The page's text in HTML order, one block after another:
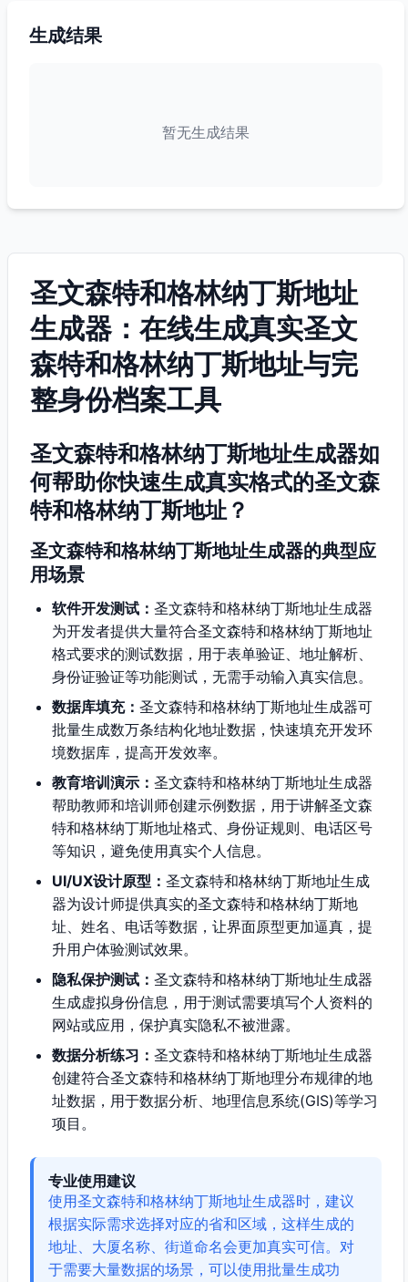
生成结果
暂无生成结果
圣文森特和格林纳丁斯地址
生成器：在线生成真实圣文
森特和格林纳丁斯地址与完
整身份档案工具
圣文森特和格林纳丁斯地址生成器如
何帮助你快速生成真实格式的圣文森
特和格林纳丁斯地址？
圣文森特和格林纳丁斯地址生成器的典型应
用场景
软件开发测试： 圣文森特和格林纳丁斯地址生成器
为开发者提供大量符合圣文森特和格林纳丁斯地址
格式要求的测试数据，用于表单验证、地址解析、
身份证验证等功能测试，无需手动输入真实信息。
数据库填充： 圣文森特和格林纳丁斯地址生成器可
批量生成数万条结构化地址数据，快速填充开发环
境数据库，提高开发效率。
教育培训演示： 圣文森特和格林纳丁斯地址生成器
帮助教师和培训师创建示例数据，用于讲解圣文森
特和格林纳丁斯地址格式、身份证规则、电话区号
等知识，避免使用真实个人信息。
UI/UX设计原型： 圣文森特和格林纳丁斯地址生成
器为设计师提供真实的圣文森特和格林纳丁斯地
址、姓名、电话等数据，让界面原型更加逼真，提
升用户体验测试效果。
隐私保护测试： 圣文森特和格林纳丁斯地址生成器
生成虚拟身份信息，用于测试需要填写个人资料的
网站或应用，保护真实隐私不被泄露。
数据分析练习： 圣文森特和格林纳丁斯地址生成器
创建符合圣文森特和格林纳丁斯地理分布规律的地
址数据，用于数据分析、地理信息系统(GIS)等学习
项目。
专业使用建议
使用圣文森特和格林纳丁斯地址生成器时，建议
根据实际需求选择对应的省和区域，这样生成的
地址、大厦名称、街道命名会更加真实可信。对
于需要大量数据的场景，可以使用批量生成功